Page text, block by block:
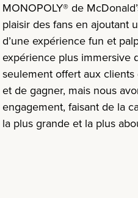
MONOPOLY® de
plaisir des fans en ajoutant
d’une expérience fun et
expérience plus immersive
seulement offert aux
et de gagner, mais nous
engagement, faisant de la
la plus grande et la plus